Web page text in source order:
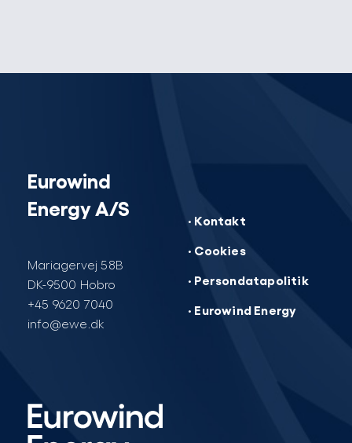
Eurowind
Energy A/S
Mariagervej 58B
DK-9500 Hobro
+45 9620 7040
info@ewe.dk
· Kontakt
· Cookies
· Persondatapolitik
· Eurowind Energy